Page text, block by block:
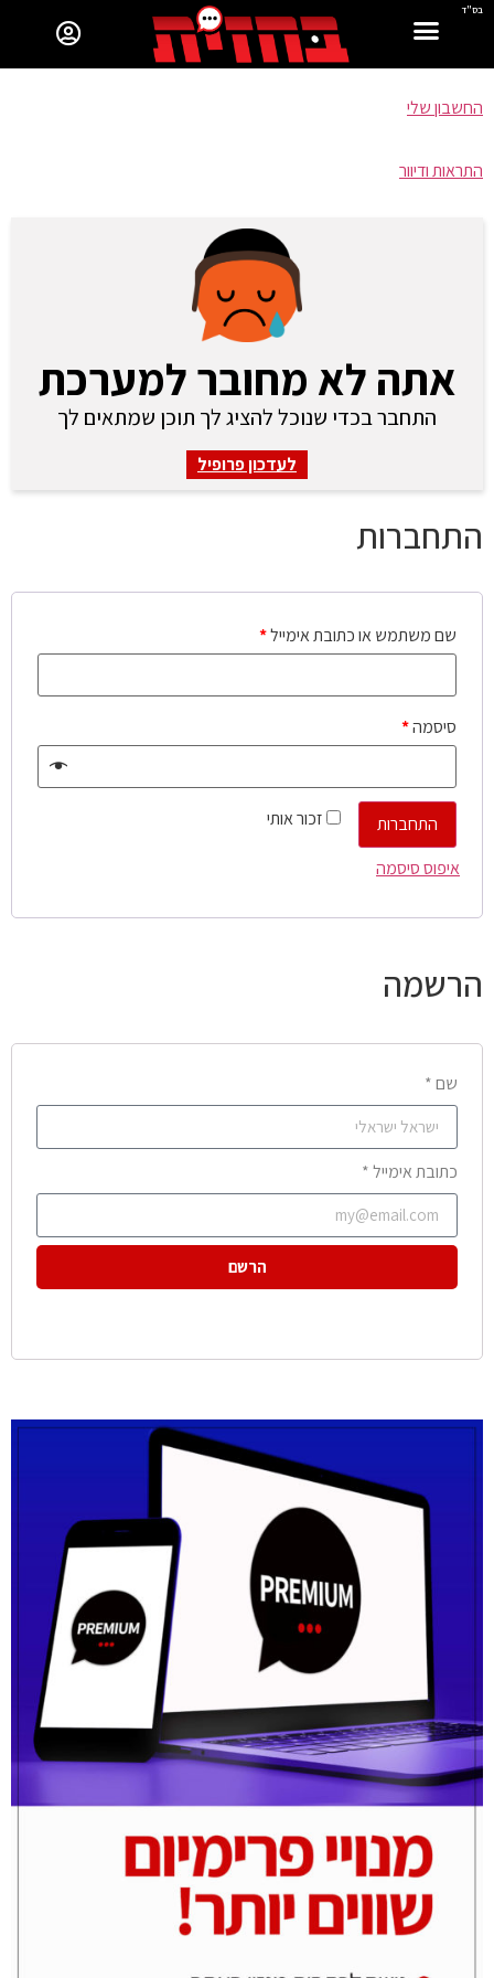
בס"ד
החשבון שלי
התראות ודיוור
אתה לא מחובר למערכת
התחבר בכדי שנוכל להציג לך תוכן שמתאים לך
לעדכון פרופיל
התחברות
שם משתמש או כתובת אימייל*
סיסמה*
זכור אותי
התחברות
איפוס סיסמה
הרשמה
שם *
כתובת אימייל *
הרשם